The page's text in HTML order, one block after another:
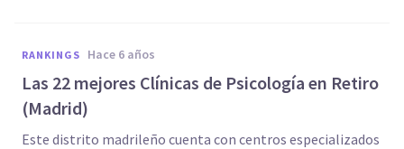
RANKINGS hace 6 años
Las 22 mejores Clínicas de Psicología en Retiro
(Madrid)
Este distrito madrileño cuenta con centros especializados